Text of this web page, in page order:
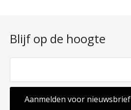
Blijf op de hoogte
Aanmelden voor nieuwsbrief